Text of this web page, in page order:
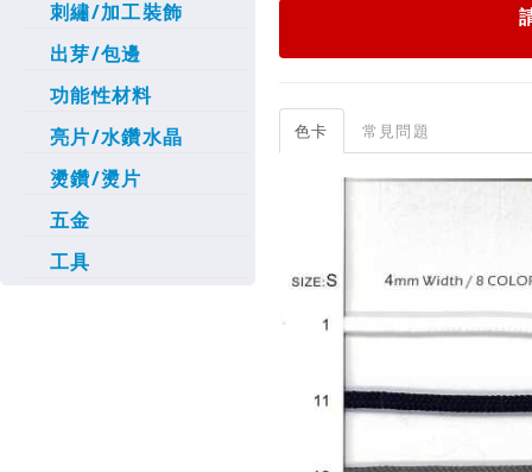
刺繡/加工裝飾
出芽/包邊
功能性材料
亮片/水鑽水晶
燙鑽/燙片
五金
工具
色卡 常見問題